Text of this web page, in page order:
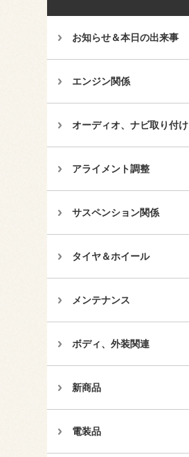
お知らせ＆本日の出来事
エンジン関係
オーディオ、ナビ取り付け
アライメント調整
サスペンション関係
タイヤ＆ホイール
メンテナンス
ボディ、外装関連
新商品
電装品